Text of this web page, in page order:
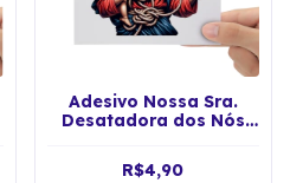
Adesivo Nossa Sra.
Desatadora dos Nós
R$4,90